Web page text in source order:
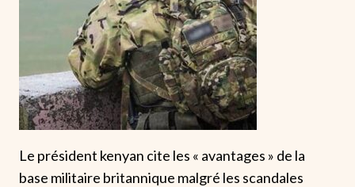
Le président kenyan cite les « avantages » de la
base militaire britannique malgré les scandales